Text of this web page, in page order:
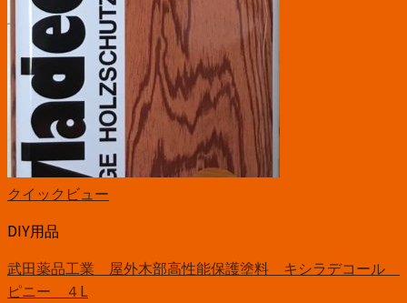
クイックビュー
DIY用品
武田薬品工業 屋外木部高性能保護塗料 キシラデコール
ピニー ４L